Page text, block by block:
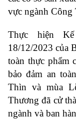
vực ngành
Thực hiện
18/12/2023 của
toàn thực phẩm
bảo đảm an
Thìn và mùa
Thương đã cử
ngành và ban